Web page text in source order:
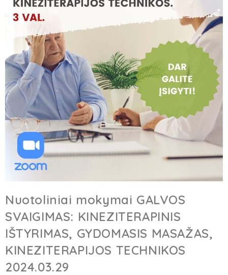
Nuotoliniai mokymai GALVOS
SVAIGIMAS: KINEZITERAPINIS
IŠTYRIMAS, GYDOMASIS MASAŽAS,
KINEZITERAPIJOS TECHNIKOS
2024.03.29